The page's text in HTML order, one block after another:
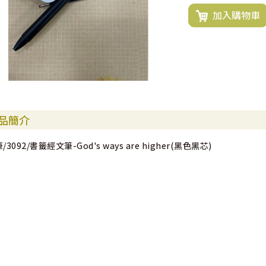
加入購物車
簡介
/3092/書籤經文筆-God's ways are higher(黑色黑芯)